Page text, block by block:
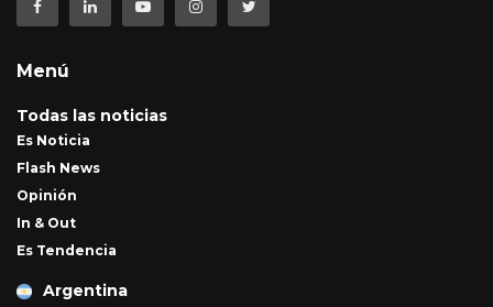
Menú
Todas las noticias
Es Noticia
Flash News
Opinión
In & Out
Es Tendencia
Argentina